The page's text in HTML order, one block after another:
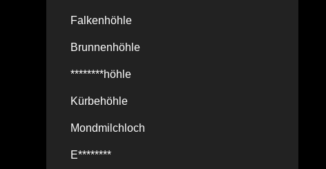
Falkenhöhle
Brunnenhöhle
********höhle
Kürbehöhle
Mondmilchloch
E********